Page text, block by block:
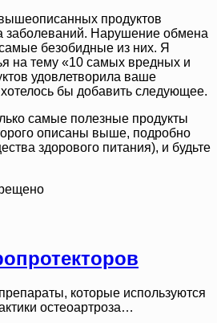
продуктов
заболеваний. Нарушение обмена
безобидные из них. Я
на тему «10 самых вредных и
удовлетворила ваше
бы добавить следующее.
самые полезные продукты
описаны выше, подробно
здорового питания), и будьте
которые используются
остеоартроза…